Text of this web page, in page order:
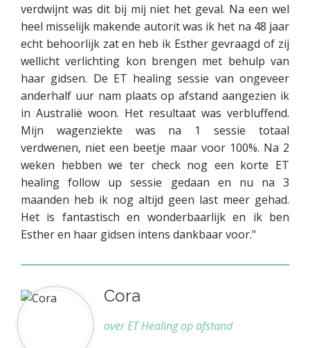
verdwijnt was dit bij mij niet het geval. Na een wel
heel misselijk makende autorit was ik het na 48 jaar
echt behoorlijk zat en heb ik Esther gevraagd of zij
wellicht verlichting kon brengen met behulp van
haar gidsen. De ET healing sessie van ongeveer
anderhalf uur nam plaats op afstand aangezien ik
in Australië woon. Het resultaat was verbluffend.
Mijn wagenziekte was na 1 sessie totaal
verdwenen, niet een beetje maar voor 100%. Na 2
weken hebben we ter check nog een korte ET
healing follow up sessie gedaan en nu na 3
maanden heb ik nog altijd geen last meer gehad.
Het is fantastisch en wonderbaarlijk en ik ben
Esther en haar gidsen intens dankbaar voor."
Cora
over ET Healing op afstand